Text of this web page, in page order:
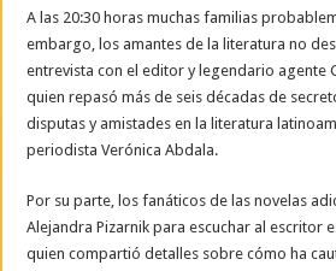
A las 20:30 horas muchas familias
embargo, los amantes de la literatura no
entrevista con el editor y legendario agente
quien repasó más de seis décadas de
disputas y amistades en la literatura
periodista Verónica Abdala.
Por su parte, los fanáticos de las novelas
Alejandra Pizarnik para escuchar al escritor
quien compartió detalles sobre cómo ha